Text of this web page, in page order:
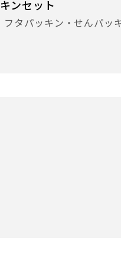
ンセット
フタパッキン・せんパッ